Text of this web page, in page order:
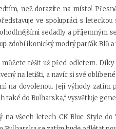
než dorazíte na místo!
ve spolupráci s leteckou
sedadly a příjemným
zdobí ikonický modrý parťák Blů a
těšit už před odletem.
na letišti, a navíc si své
na dovolenou. Její výhody
také do Bulharska,“ vysvětluje
na všech letech CK Blue Style